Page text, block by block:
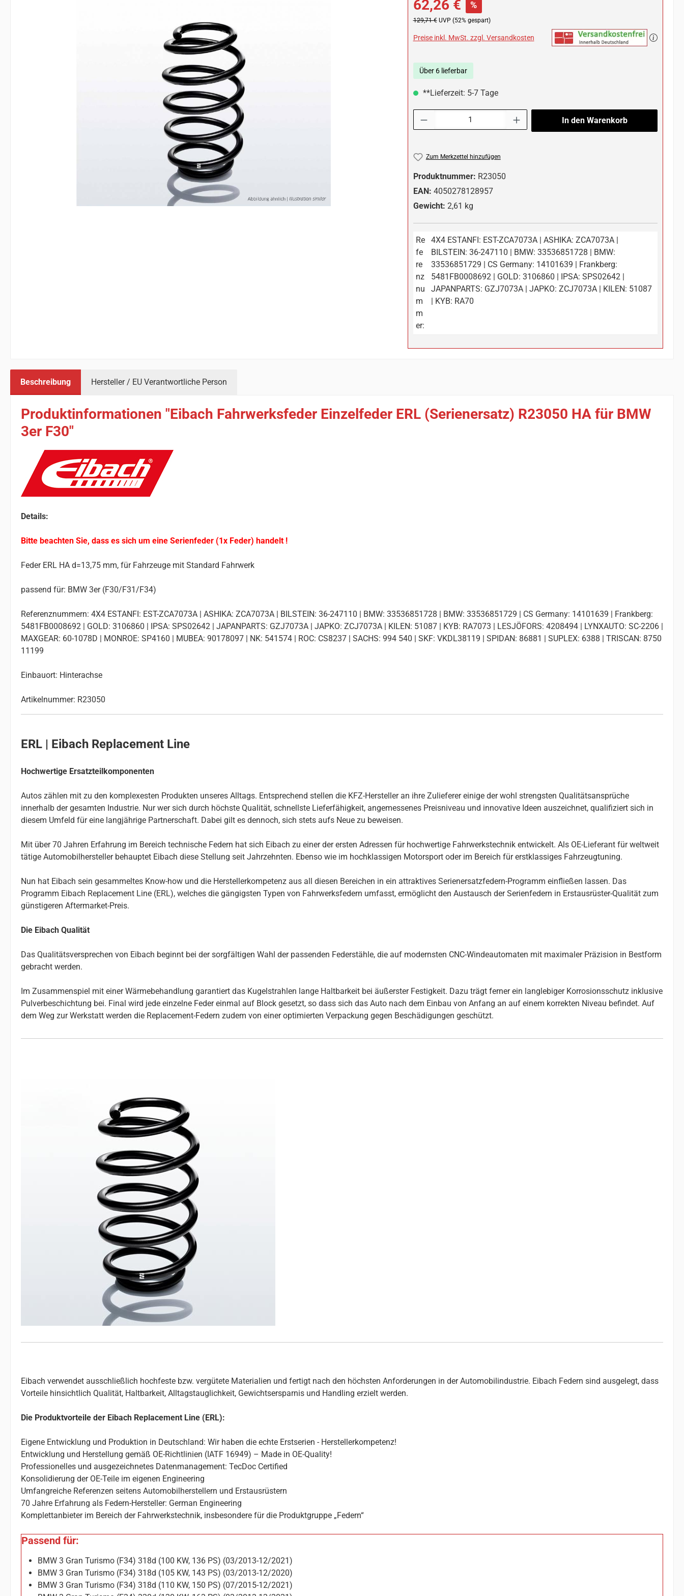
62,26 € %
Regulärer Preis:
129,71 € UVP (52% gespart)
Preise inkl. MwSt. zzgl. Versandkosten
Über 6 lieferbar
**Lieferzeit: 5-7 Tage
In den Warenkorb
Zum Merkzettel hinzufügen
Produktnummer: R23050
EAN: 4050278128957
Gewicht: 2,61 kg
Re
fe
re
nz
nu
m
m
er:
4X4 ESTANFI: EST-ZCA7073A | ASHIKA: ZCA7073A |
BILSTEIN: 36-247110 | BMW: 33536851728 | BMW:
33536851729 | CS Germany: 14101639 | Frankberg:
5481FB0008692 | GOLD: 3106860 | IPSA: SPS02642 |
JAPANPARTS: GZJ7073A | JAPKO: ZCJ7073A | KILEN: 51087
| KYB: RA70
Beschreibung Hersteller / EU Verantwortliche Person
Produktinformationen "Eibach Fahrwerksfeder Einzelfeder ERL (Serienersatz) R23050 HA für BMW
3er F30"
Details:
Bitte beachten Sie, dass es sich um eine Serienfeder (1x Feder) handelt !
Feder ERL HA d=13,75 mm, für Fahrzeuge mit Standard Fahrwerk
passend für: BMW 3er (F30/F31/F34)
Referenznummern: 4X4 ESTANFI: EST-ZCA7073A | ASHIKA: ZCA7073A | BILSTEIN: 36-247110 | BMW: 33536851728 | BMW: 33536851729 | CS Germany: 14101639 | Frankberg:
5481FB0008692 | GOLD: 3106860 | IPSA: SPS02642 | JAPANPARTS: GZJ7073A | JAPKO: ZCJ7073A | KILEN: 51087 | KYB: RA7073 | LESJÖFORS: 4208494 | LYNXAUTO: SC-2206 |
MAXGEAR: 60-1078D | MONROE: SP4160 | MUBEA: 90178097 | NK: 541574 | ROC: CS8237 | SACHS: 994 540 | SKF: VKDL38119 | SPIDAN: 86881 | SUPLEX: 6388 | TRISCAN: 8750
11199
Einbauort: Hinterachse
Artikelnummer: R23050
ERL | Eibach Replacement Line
Hochwertige Ersatzteilkomponenten
Autos zählen mit zu den komplexesten Produkten unseres Alltags. Entsprechend stellen die KFZ-Hersteller an ihre Zulieferer einige der wohl strengsten Qualitätsansprüche
innerhalb der gesamten Industrie. Nur wer sich durch höchste Qualität, schnellste Lieferfähigkeit, angemessenes Preisniveau und innovative Ideen auszeichnet, qualifiziert sich in
diesem Umfeld für eine langjährige Partnerschaft. Dabei gilt es dennoch, sich stets aufs Neue zu beweisen.
Mit über 70 Jahren Erfahrung im Bereich technische Federn hat sich Eibach zu einer der ersten Adressen für hochwertige Fahrwerkstechnik entwickelt. Als OE-Lieferant für weltweit
tätige Automobilhersteller behauptet Eibach diese Stellung seit Jahrzehnten. Ebenso wie im hochklassigen Motorsport oder im Bereich für erstklassiges Fahrzeugtuning.
Nun hat Eibach sein gesammeltes Know-how und die Herstellerkompetenz aus all diesen Bereichen in ein attraktives Serienersatzfedern-Programm einfließen lassen. Das
Programm Eibach Replacement Line (ERL), welches die gängigsten Typen von Fahrwerksfedern umfasst, ermöglicht den Austausch der Serienfedern in Erstausrüster-Qualität zum
günstigeren Aftermarket-Preis.
Die Eibach Qualität
Das Qualitätsversprechen von Eibach beginnt bei der sorgfältigen Wahl der passenden Federstähle, die auf modernsten CNC-Windeautomaten mit maximaler Präzision in Bestform
gebracht werden.
Im Zusammenspiel mit einer Wärmebehandlung garantiert das Kugelstrahlen lange Haltbarkeit bei äußerster Festigkeit. Dazu trägt ferner ein langlebiger Korrosionsschutz inklusive
Pulverbeschichtung bei. Final wird jede einzelne Feder einmal auf Block gesetzt, so dass sich das Auto nach dem Einbau von Anfang an auf einem korrekten Niveau befindet. Auf
dem Weg zur Werkstatt werden die Replacement-Federn zudem von einer optimierten Verpackung gegen Beschädigungen geschützt.
Eibach verwendet ausschließlich hochfeste bzw. vergütete Materialien und fertigt nach den höchsten Anforderungen in der Automobilindustrie. Eibach Federn sind ausgelegt, dass
Vorteile hinsichtlich Qualität, Haltbarkeit, Alltagstauglichkeit, Gewichtsersparnis und Handling erzielt werden.
Die Produktvorteile der Eibach Replacement Line (ERL):
Eigene Entwicklung und Produktion in Deutschland: Wir haben die echte Erstserien - Herstellerkompetenz!
Entwicklung und Herstellung gemäß OE-Richtlinien (IATF 16949) – Made in OE-Quality!
Professionelles und ausgezeichnetes Datenmanagement: TecDoc Certified
Konsolidierung der OE-Teile im eigenen Engineering
Umfangreiche Referenzen seitens Automobilherstellern und Erstausrüstern
70 Jahre Erfahrung als Federn-Hersteller: German Engineering
Komplettanbieter im Bereich der Fahrwerkstechnik, insbesondere für die Produktgruppe „Federn“
Passend für:
BMW 3 Gran Turismo (F34) 318d (100 KW, 136 PS) (03/2013-12/2021)
BMW 3 Gran Turismo (F34) 318d (105 KW, 143 PS) (03/2013-12/2020)
BMW 3 Gran Turismo (F34) 318d (110 KW, 150 PS) (07/2015-12/2021)